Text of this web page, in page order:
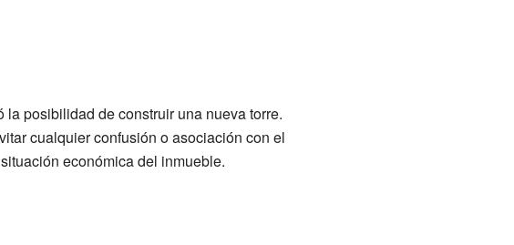
posibilidad de construir una nueva torre.
cualquier confusión o asociación con el
económica del inmueble.